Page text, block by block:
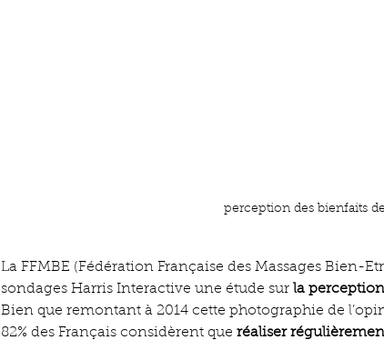
perception des bienfaits
La FFMBE (Fédération Française des Massages Bien-
sondages Harris Interactive une étude sur la
Bien que remontant à 2014 cette photographie de
82% des Français considèrent que réaliser